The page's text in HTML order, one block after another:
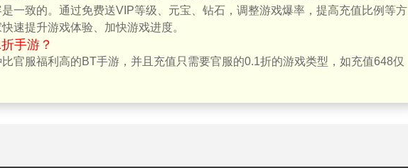
一致的。通过免费送VIP等级、元宝、钻石，调整游戏爆率，提高充值比例等方
速提升游戏体验、加快游戏进度。
手游？
比官服福利高的BT手游，并且充值只需要官服的0.1折的游戏类型，如充值648仅